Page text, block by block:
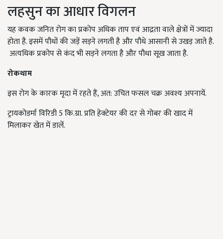
लहसुन का आधार विगलन
यह कवक जनित रोग का प्रकोप अधिक ताप एवं आद्रता वाले क्षेत्रों में ज्यादा
होता है. इसमें पौधों की जड़ें सड़ने लगती है और पौधे आसानी से उखड़ जाते है.
अत्यधिक प्रकोप से कंद भी सड़ने लगता है और पौधा सूख जाता है.
रोकथाम
इस रोग के कारक मृदा में रहते हैं, अत: उचित फसल चक्र अवश्य अपनायें.
ट्रायकोडर्मा विरिडी 5 कि.ग्रा. प्रति हेक्टेयर की दर से गोबर की खाद में
मिलाकर खेत में डालें.